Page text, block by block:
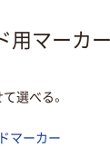
用マーカ
選べる。
マーカー